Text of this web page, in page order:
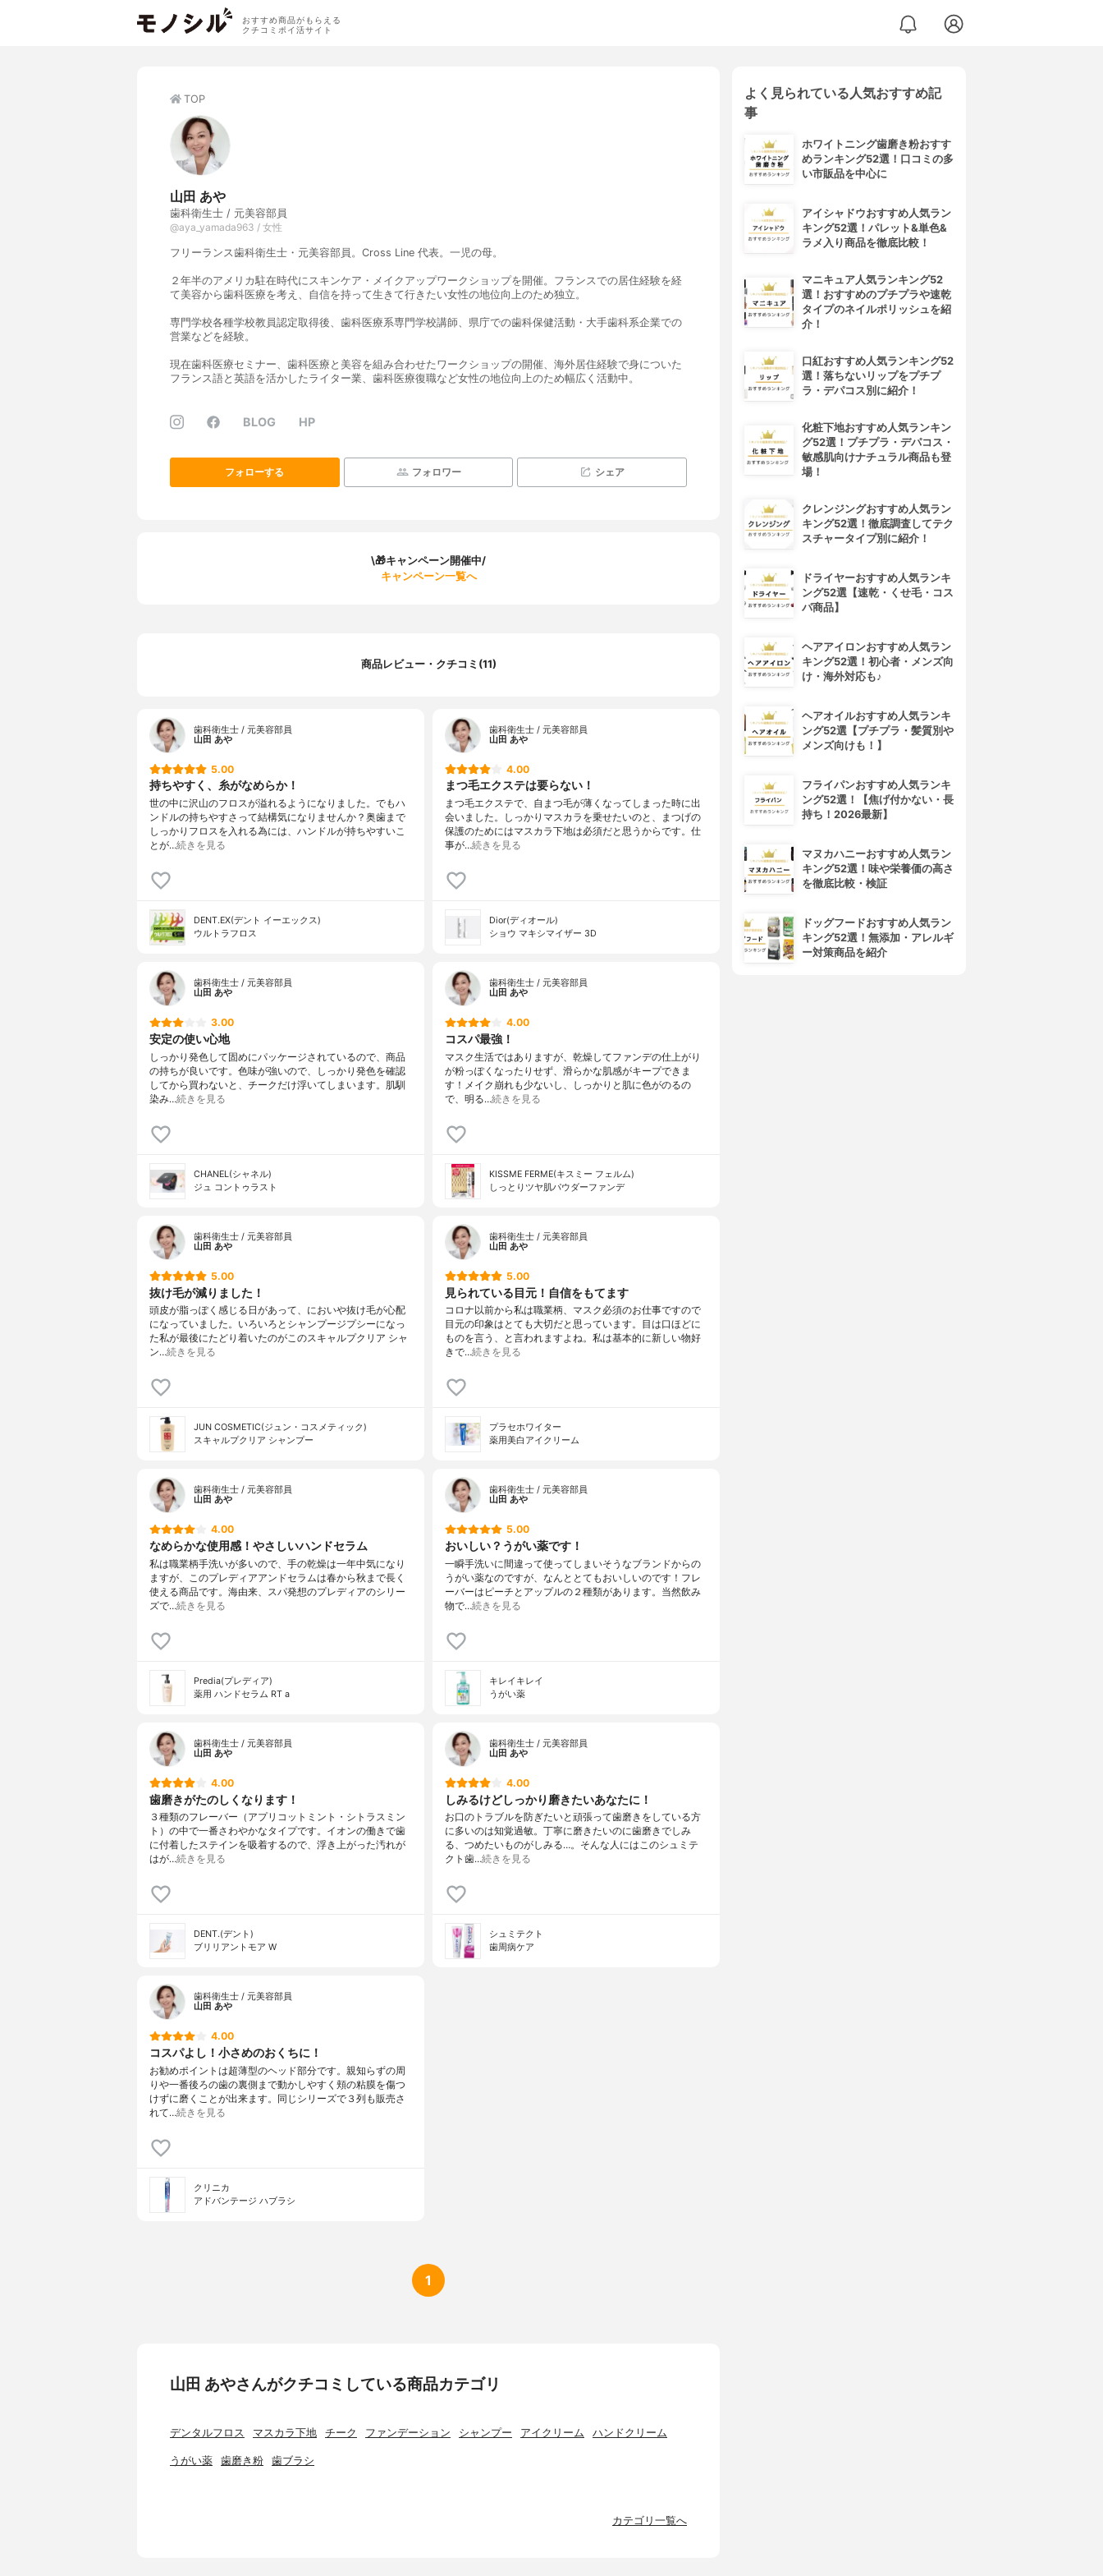
おすすめ商品がもらえる
クチコミポイ活サイト
TOP
山田 あや
歯科衛生士 / 元美容部員
@aya_yamada963 / 女性
フリーランス歯科衛生士・元美容部員。Cross Line 代表。一児の母。
２年半のアメリカ駐在時代にスキンケア・メイクアップワークショップを開催。フランスでの居住経験を経
て美容から歯科医療を考え、自信を持って生きて行きたい女性の地位向上のため独立。
専門学校各種学校教員認定取得後、歯科医療系専門学校講師、県庁での歯科保健活動・大手歯科系企業での
営業などを経験。
現在歯科医療セミナー、歯科医療と美容を組み合わせたワークショップの開催、海外居住経験で身についた
フランス語と英語を活かしたライター業、歯科医療復職など女性の地位向上のため幅広く活動中。
BLOG HP
フォローする フォロワー シェア
\🎁キャンペーン開催中/
キャンペーン一覧へ
商品レビュー・クチコミ(11)
歯科衛生士 / 元美容部員
山田 あや
5.00
持ちやすく、糸がなめらか！
世の中に沢山のフロスが溢れるようになりました。でもハ
ンドルの持ちやすさって結構気になりませんか？奥歯まで
しっかりフロスを入れる為には、ハンドルが持ちやすいこ
とが…続きを見る
DENT.EX(デント イーエックス)
ウルトラフロス
歯科衛生士 / 元美容部員
山田 あや
4.00
まつ毛エクステは要らない！
まつ毛エクステで、自まつ毛が薄くなってしまった時に出
会いました。しっかりマスカラを乗せたいのと、まつげの
保護のためにはマスカラ下地は必須だと思うからです。仕
事が…続きを見る
Dior(ディオール)
ショウ マキシマイザー 3D
歯科衛生士 / 元美容部員
山田 あや
3.00
安定の使い心地
しっかり発色して固めにパッケージされているので、商品
の持ちが良いです。色味が強いので、しっかり発色を確認
してから買わないと、チークだけ浮いてしまいます。肌馴
染み…続きを見る
CHANEL(シャネル)
ジュ コントゥラスト
歯科衛生士 / 元美容部員
山田 あや
4.00
コスパ最強！
マスク生活ではありますが、乾燥してファンデの仕上がり
が粉っぽくなったりせず、滑らかな肌感がキープできま
す！メイク崩れも少ないし、しっかりと肌に色がのるの
で、明る…続きを見る
KISSME FERME(キスミー フェルム)
しっとりツヤ肌パウダーファンデ
歯科衛生士 / 元美容部員
山田 あや
5.00
抜け毛が減りました！
頭皮が脂っぽく感じる日があって、においや抜け毛が心配
になっていました。いろいろとシャンプージプシーになっ
た私が最後にたどり着いたのがこのスキャルプクリア シャ
ン…続きを見る
JUN COSMETIC(ジュン・コスメティック)
スキャルプクリア シャンプー
歯科衛生士 / 元美容部員
山田 あや
5.00
見られている目元！自信をもてます
コロナ以前から私は職業柄、マスク必須のお仕事ですので
目元の印象はとても大切だと思っています。目は口ほどに
ものを言う、と言われますよね。私は基本的に新しい物好
きで…続きを見る
プラセホワイター
薬用美白アイクリーム
歯科衛生士 / 元美容部員
山田 あや
4.00
なめらかな使用感！やさしいハンドセラム
私は職業柄手洗いが多いので、手の乾燥は一年中気になり
ますが、このプレディアアンドセラムは春から秋まで長く
使える商品です。海由来、スパ発想のプレディアのシリー
ズで…続きを見る
Predia(プレディア)
薬用 ハンドセラム RT a
歯科衛生士 / 元美容部員
山田 あや
5.00
おいしい？うがい薬です！
一瞬手洗いに間違って使ってしまいそうなブランドからの
うがい薬なのですが、なんととてもおいしいのです！フレ
ーバーはピーチとアップルの２種類があります。当然飲み
物で…続きを見る
キレイキレイ
うがい薬
歯科衛生士 / 元美容部員
山田 あや
4.00
歯磨きがたのしくなります！
３種類のフレーバー（アプリコットミント・シトラスミン
ト）の中で一番さわやかなタイプです。イオンの働きで歯
に付着したステインを吸着するので、浮き上がった汚れが
はが…続きを見る
DENT.(デント)
ブリリアントモア W
歯科衛生士 / 元美容部員
山田 あや
4.00
しみるけどしっかり磨きたいあなたに！
お口のトラブルを防ぎたいと頑張って歯磨きをしている方
に多いのは知覚過敏。丁寧に磨きたいのに歯磨きでしみ
る、つめたいものがしみる…。そんな人にはこのシュミテ
クト歯…続きを見る
シュミテクト
歯周病ケア
歯科衛生士 / 元美容部員
山田 あや
4.00
コスパよし！小さめのおくちに！
お勧めポイントは超薄型のヘッド部分です。親知らずの周
りや一番後ろの歯の裏側まで動かしやすく頬の粘膜を傷つ
けずに磨くことが出来ます。同じシリーズで３列も販売さ
れて…続きを見る
クリニカ
アドバンテージ ハブラシ
1
山田 あやさんがクチコミしている商品カテゴリ
デンタルフロス マスカラ下地 チーク ファンデーション シャンプー アイクリーム ハンドクリーム
うがい薬 歯磨き粉 歯ブラシ
カテゴリ一覧へ
よく見られている人気おすすめ記
事
ホワイトニング歯磨き粉おすす
めランキング52選！口コミの多
い市販品を中心に
アイシャドウおすすめ人気ラン
キング52選！パレット&単色&
ラメ入り商品を徹底比較！
マニキュア人気ランキング52
選！おすすめのプチプラや速乾
タイプのネイルポリッシュを紹
介！
口紅おすすめ人気ランキング52
選！落ちないリップをプチプ
ラ・デパコス別に紹介！
化粧下地おすすめ人気ランキン
グ52選！プチプラ・デパコス・
敏感肌向けナチュラル商品も登
場！
クレンジングおすすめ人気ラン
キング52選！徹底調査してテク
スチャータイプ別に紹介！
ドライヤーおすすめ人気ランキ
ング52選【速乾・くせ毛・コス
パ商品】
ヘアアイロンおすすめ人気ラン
キング52選！初心者・メンズ向
け・海外対応も♪
ヘアオイルおすすめ人気ランキ
ング52選【プチプラ・髪質別や
メンズ向けも！】
フライパンおすすめ人気ランキ
ング52選！【焦げ付かない・長
持ち！2026最新】
マヌカハニーおすすめ人気ラン
キング52選！味や栄養価の高さ
を徹底比較・検証
ドッグフードおすすめ人気ラン
キング52選！無添加・アレルギ
ー対策商品を紹介